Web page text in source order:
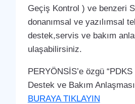
Geçiş Kontrol ) ve benzeri
donanımsal ve yazılımsal
destek,servis ve bakım
ulaşabilirsiniz.
PERYÖNSİS’e özgü
Destek ve Bakım
BURAYA TIKLAYIN